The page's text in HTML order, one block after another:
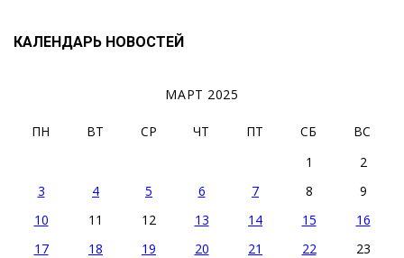
КАЛЕНДАРЬ НОВОСТЕЙ
МАРТ 2025
ПН ВТ СР ЧТ ПТ СБ
ВС
1
2
3
4 5 6 7 8
9
10
11 12 13 14 15
16
17
18 19 20 21 22
23